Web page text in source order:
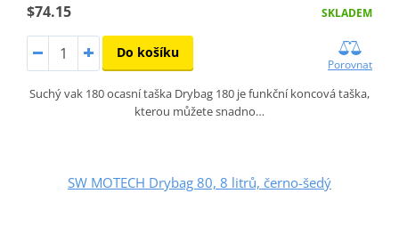
$74.15 SKLADEM
Do košíku
Porovnat
Suchý vak 180 ocasní taška Drybag 180 je funkční koncová taška,
kterou můžete snadno…
SW MOTECH Drybag 80, 8 litrů, černo-šedý